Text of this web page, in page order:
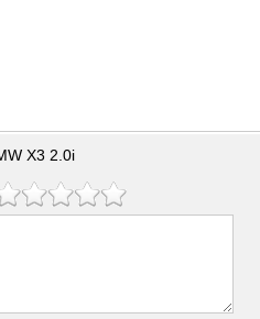
X3 2.0i